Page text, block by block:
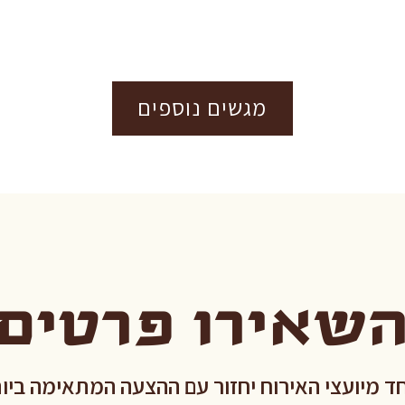
מגשים נוספים
השאירו
מיועצי האירוח יחזור עם ההצעה המתאימה